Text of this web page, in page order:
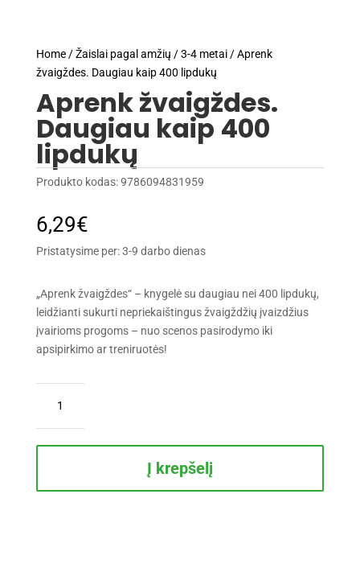
Home/Žaislai pagal amžių /3-4 metai/ Aprenk
žvaigždes. Daugiau kaip 400 lipdukų
Aprenk žvaigždes.
Daugiau kaip 400
lipdukų
Produkto kodas:9786094831959
6,29€
Pristatysime per: 3-9 darbo dienas
„Aprenk žvaigždes“ – knygelė su daugiau nei 400 lipdukų,
leidžianti sukurti nepriekaištingus žvaigždžių įvaizdžius
įvairioms progoms – nuo scenos pasirodymo iki
apsipirkimo ar treniruotės!
kiekis:
Aprenk
žvaigždes.
Į krepšelį